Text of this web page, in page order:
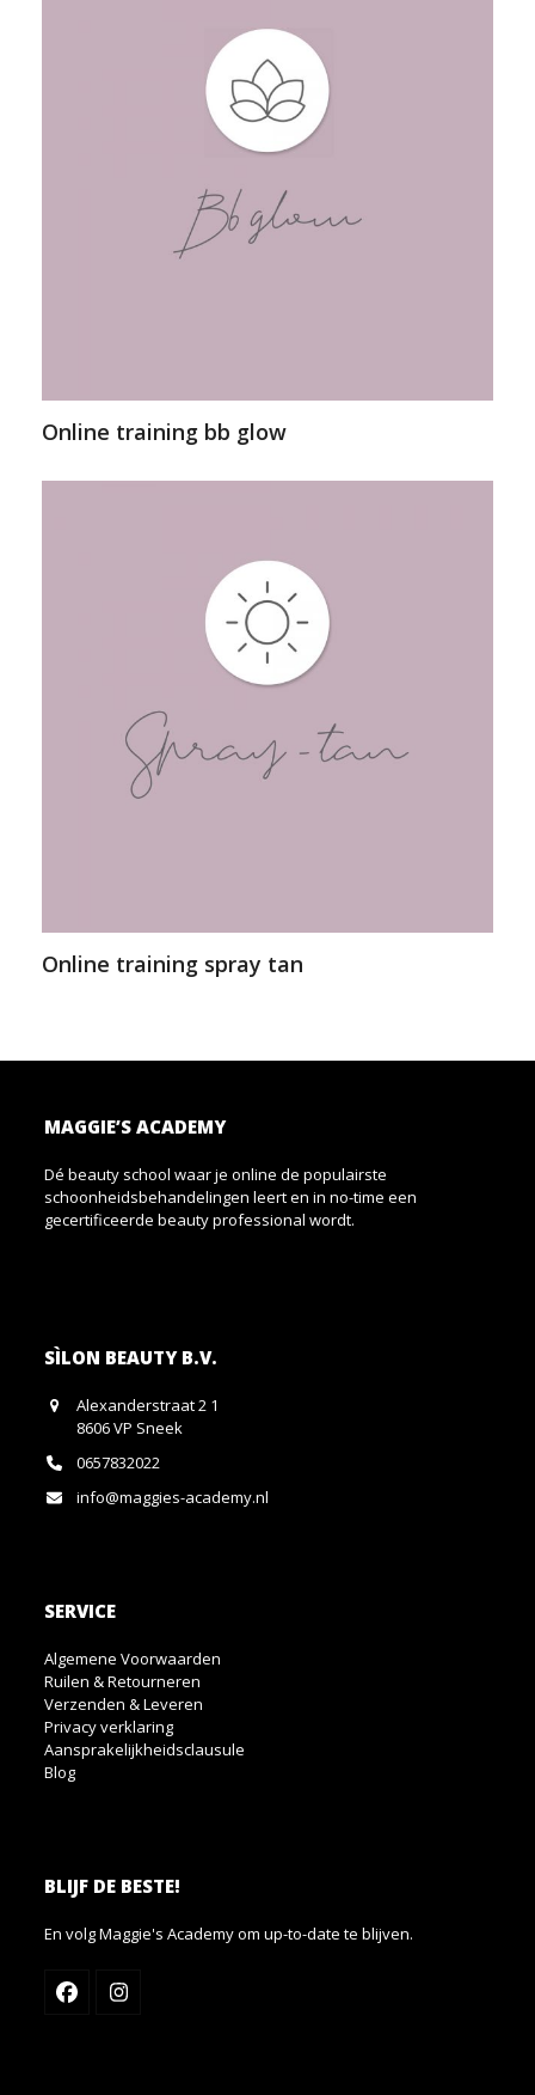
Online training bb glow
Online training spray tan
MAGGIE’S ACADEMY
Dé beauty school waar je online de populairste
schoonheidsbehandelingen leert en in no-time een
gecertificeerde beauty professional wordt.
SÌLON BEAUTY B.V.
Alexanderstraat 2 1
8606 VP Sneek
0657832022
info@maggies-academy.nl
SERVICE
Algemene Voorwaarden
Ruilen & Retourneren
Verzenden & Leveren
Privacy verklaring
Aansprakelijkheidsclausule
Blog
BLIJF DE BESTE!
En volg Maggie's Academy om up-to-date te blijven.
FacebookInstagram